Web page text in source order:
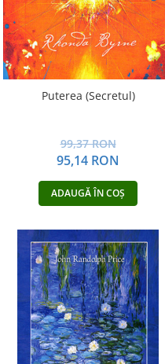
Puterea (Secretul)
99,37 RON
95,14 RON
ADAUGĂ ÎN COȘ